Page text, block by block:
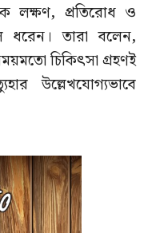
লক্ষণ, প্রতিরোধ ও
ধরেন। তারা বলেন,
চিকিৎসা গ্রহণই
উল্লেখযোগ্যভাবে